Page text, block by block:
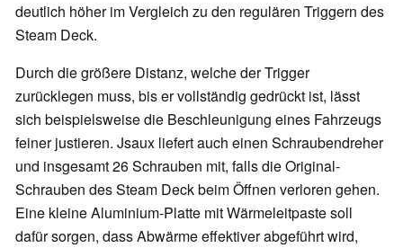
deutlich höher im Vergleich zu den regulären Triggern des
Steam Deck.
Durch die größere Distanz, welche der Trigger
zurücklegen muss, bis er vollständig gedrückt ist, lässt
sich beispielsweise die Beschleunigung eines Fahrzeugs
feiner justieren. Jsaux liefert auch einen Schraubendreher
und insgesamt 26 Schrauben mit, falls die Original-
Schrauben des Steam Deck beim Öffnen verloren gehen.
Eine kleine Aluminium-Platte mit Wärmeleitpaste soll
dafür sorgen, dass Abwärme effektiver abgeführt wird,